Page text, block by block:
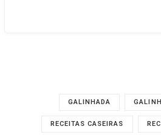
GALINHADA
RECEITAS CASEIRAS